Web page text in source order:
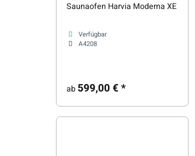
Saunaofen Harvia Moderna XE
Verfügbar
A4208
ab 599,00 €*